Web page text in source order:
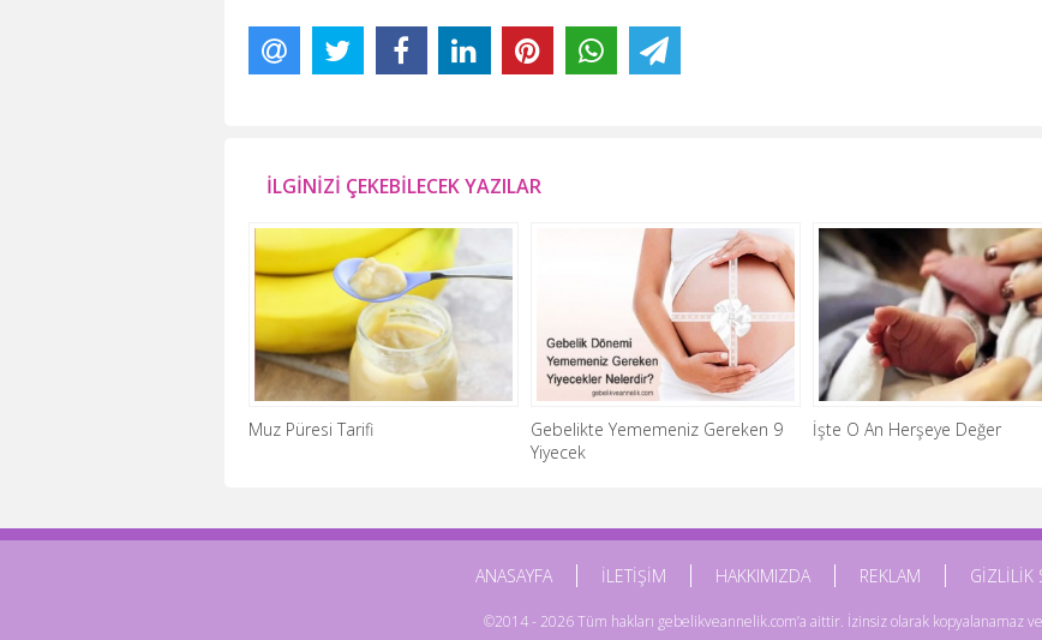
İLGİNİZİ ÇEKEBİLECEK YAZILAR
Muz Püresi Tarifi
Gebelikte Yememeniz Gereken 9
Yiyecek
İşte O An Herşeye Değer
ANASAYFA İLETİŞİM HAKKIMIZDA REKLAM GİZLİLİK
©2014 - 2026 Tüm hakları gebelikveannelik.com’a aittir. İzinsiz olarak kopyalanamaz